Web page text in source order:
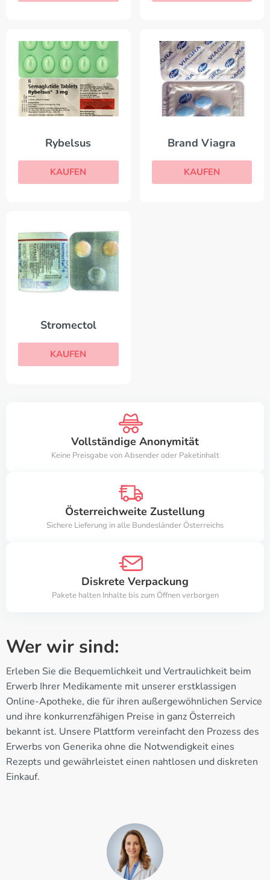
Vollständige Anonymität
Keine Preisgabe von Absender oder Paketinhalt
Österreichweite Zustellung
Sichere Lieferung in alle Bundesländer Österreichs
Diskrete Verpackung
Pakete halten Inhalte bis zum Öffnen verborgen
Wer wir sind:
Erleben Sie die Bequemlichkeit und Vertraulichkeit beim
Erwerb Ihrer Medikamente mit unserer erstklassigen
Online-Apotheke, die für ihren außergewöhnlichen Service
und ihre konkurrenzfähigen Preise in ganz Österreich
bekannt ist. Unsere Plattform vereinfacht den Prozess des
Erwerbs von Generika ohne die Notwendigkeit eines
Rezepts und gewährleistet einen nahtlosen und diskreten
Einkauf.
Rybelsus
KAUFEN
Brand Viagra
KAUFEN
Stromectol
KAUFEN